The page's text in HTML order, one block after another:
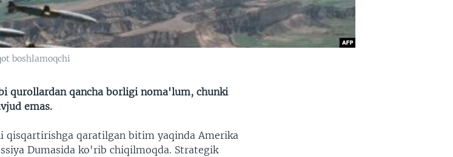
boshlamoqchi
qurollardan qancha borligi noma'lum, chunki
emas.
qisqartirishga qaratilgan bitim yaqinda Amerika
Dumasida ko'rib chiqilmoqda. Strategik